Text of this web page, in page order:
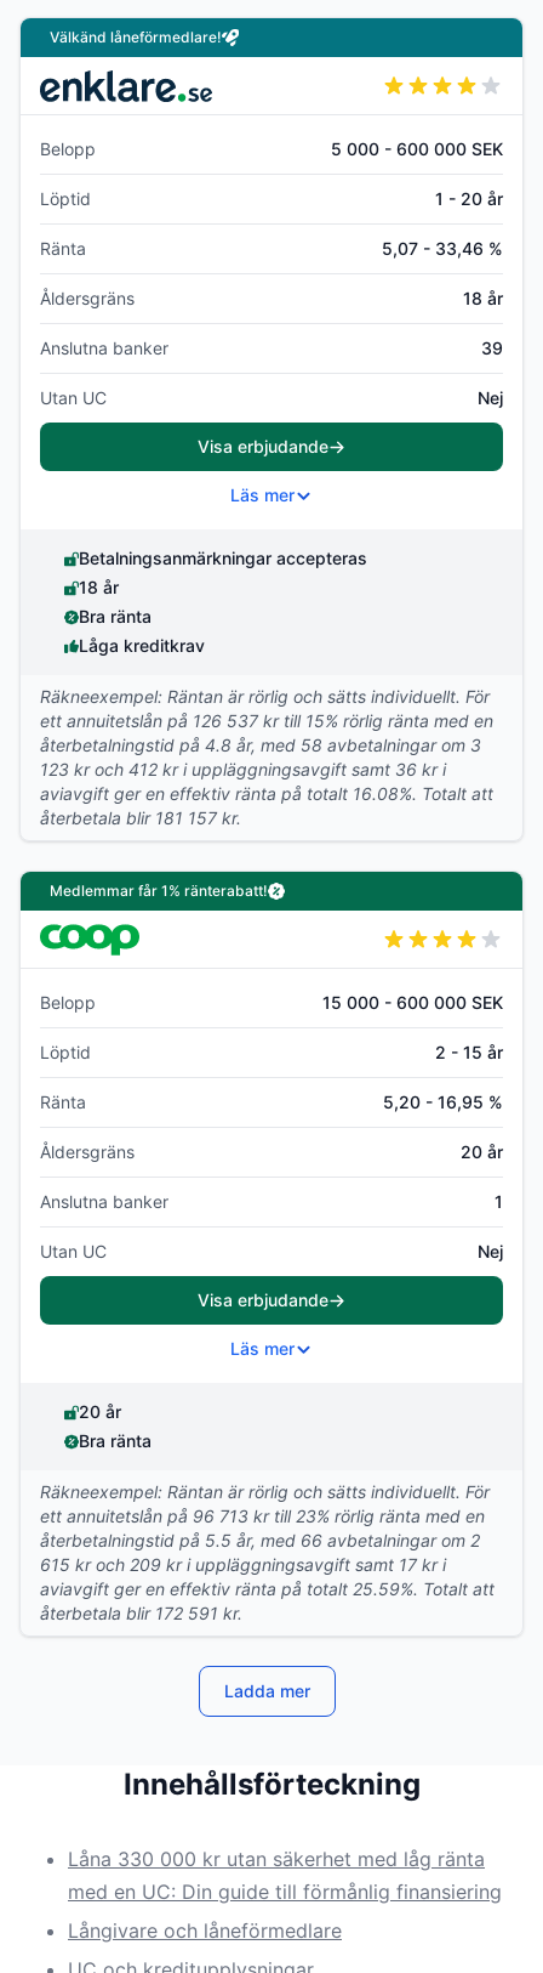
Välkänd låneförmedlare!
Belopp 5 000 - 600 000 SEK
Löptid 1 - 20 år
Ränta 5,07 - 33,46 %
Åldersgräns 18 år
Anslutna banker 39
Utan UC Nej
Visa erbjudande
Läs mer
Betalningsanmärkningar accepteras
18 år
Bra ränta
Låga kreditkrav
Räkneexempel: Räntan är rörlig och sätts individuellt. För
ett annuitetslån på 126 537 kr till 15% rörlig ränta med en
återbetalningstid på 4.8 år, med 58 avbetalningar om 3
123 kr och 412 kr i uppläggningsavgift samt 36 kr i
aviavgift ger en effektiv ränta på totalt 16.08%. Totalt att
återbetala blir 181 157 kr.
Medlemmar får 1% ränterabatt!
Belopp 15 000 - 600 000 SEK
Löptid 2 - 15 år
Ränta 5,20 - 16,95 %
Åldersgräns 20 år
Anslutna banker 1
Utan UC Nej
Visa erbjudande
Läs mer
20 år
Bra ränta
Räkneexempel: Räntan är rörlig och sätts individuellt. För
ett annuitetslån på 96 713 kr till 23% rörlig ränta med en
återbetalningstid på 5.5 år, med 66 avbetalningar om 2
615 kr och 209 kr i uppläggningsavgift samt 17 kr i
aviavgift ger en effektiv ränta på totalt 25.59%. Totalt att
återbetala blir 172 591 kr.
Ladda mer
Innehållsförteckning
Låna 330 000 kr utan säkerhet med låg ränta
med en UC: Din guide till förmånlig finansiering
Långivare och låneförmedlare